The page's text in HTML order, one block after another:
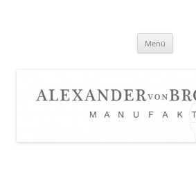
Menü